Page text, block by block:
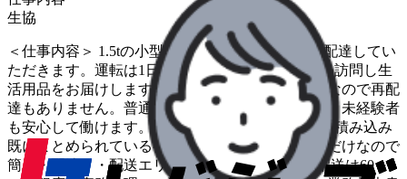
生協
＜仕事内容＞ 1.5tの小型トラックで生協の商品を配達してい
ただきます。運転は1日1～2時間ほどで同じお宅を訪問し生
活用品をお届けします。留守の場合は「置き配」なので再配
達もありません。普通免許可に加え、研修もあり、未経験者
も安心して働けます。 ＜お仕事の流れ＞ ・荷物の積み込み
既にまとめられている荷物をトラックに積み込むだけなので
簡単・配達・・配送エリア&ルート固定、1日の配送は60～